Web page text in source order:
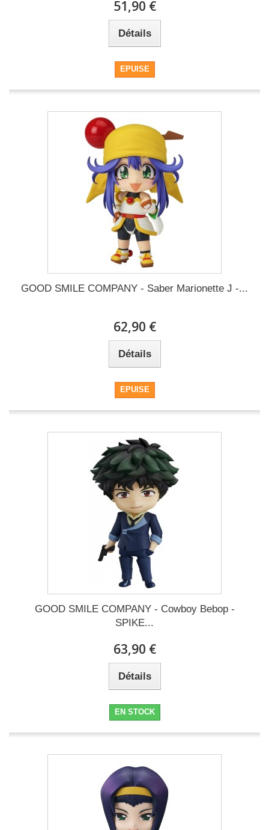
51,90 €
Détails
EPUISE
GOOD SMILE COMPANY - Saber Marionette J -...
62,90 €
Détails
EPUISE
GOOD SMILE COMPANY - Cowboy Bebop -
SPIKE...
63,90 €
Détails
EN STOCK